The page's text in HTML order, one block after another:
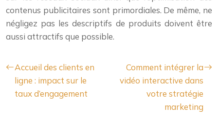
contenus publicitaires sont primordiales. De même, ne
négligez pas les descriptifs de produits doivent être
aussi attractifs que possible.
Accueil des clients en
ligne : impact sur le
taux d’engagement
Comment intégrer la
vidéo interactive dans
votre stratégie
marketing